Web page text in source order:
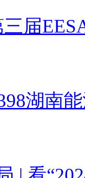
届
湖南